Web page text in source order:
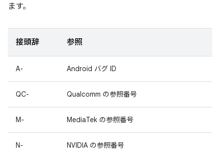
ます。
接頭辞 参照
A- Android バグ ID
QC- Qualcomm の参照番号
M- MediaTek の参照番号
N- NVIDIA の参照番号